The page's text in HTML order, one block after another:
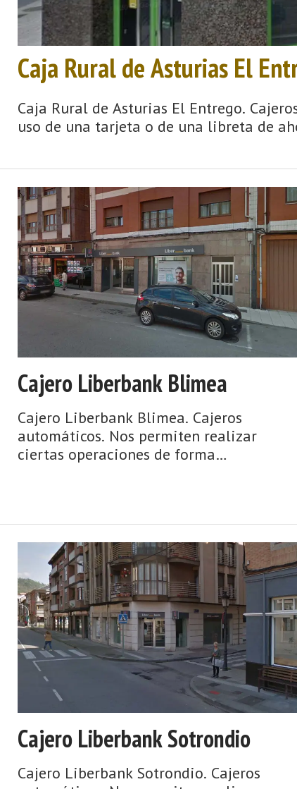
Caja Rural de Asturias El
Caja Rural de Asturias El Entrego.
uso de una tarjeta o de una libreta de
Cajero Liberbank Blimea
Cajero Liberbank Blimea. Cajeros
automáticos. Nos permiten realizar
ciertas operaciones de forma
tener una tarjeta de cr ...
Cajero Liberbank Sotrondio
Cajero Liberbank Sotrondio. Cajeros